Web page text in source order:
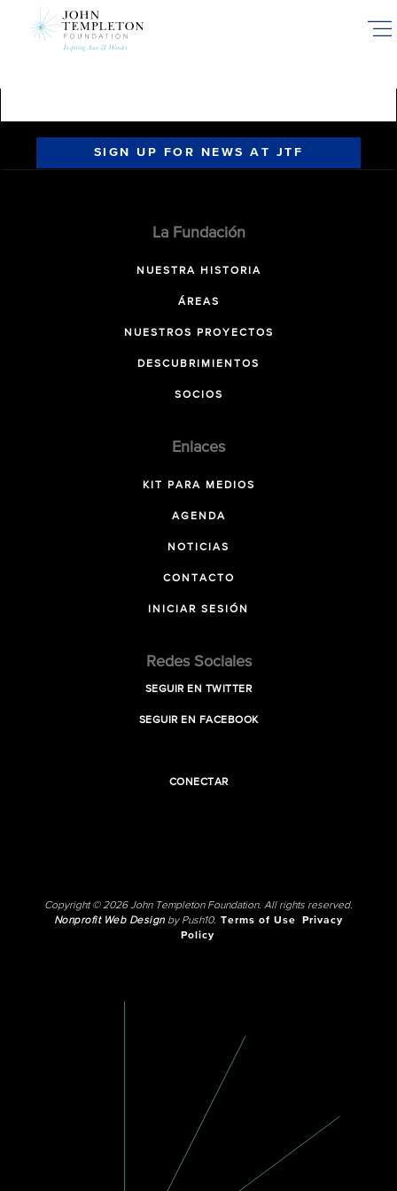
SIGN UP FOR NEWS AT JTF
La Fundación
NUESTRA HISTORIA
ÁREAS
NUESTROS PROYECTOS
DESCUBRIMIENTOS
SOCIOS
Enlaces
KIT PARA MEDIOS
AGENDA
NOTICIAS
CONTACTO
INICIAR SESIÓN
Redes Sociales
SEGUIR EN TWITTER
SEGUIR EN FACEBOOK
CONECTAR
Copyright © 2026 John Templeton Foundation. All rights reserved.
Nonprofit Web Designby Push10. Terms of Use
Privacy
Policy